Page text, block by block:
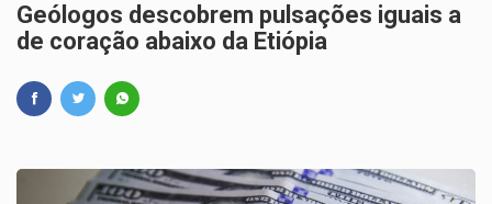
Geólogos descobrem pulsações iguais a
de coração abaixo da Etiópia